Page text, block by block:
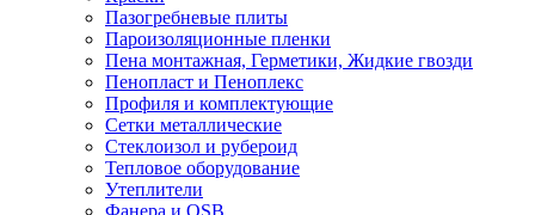
Пазогребневые плиты
Пароизоляционные пленки
Пена монтажная, Герметики, Жидкие гвозди
Пенопласт и Пеноплекс
Профиля и комплектующие
Сетки металлические
Стеклоизол и рубероид
Тепловое оборудование
Утеплители
Фанера и OSB